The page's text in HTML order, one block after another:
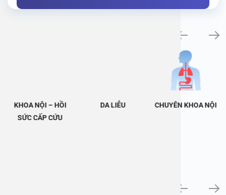
KHOA NỘI – HỒI
SỨC CẤP CỨU
DA LIỄU CHUYÊN KHOA NỘI